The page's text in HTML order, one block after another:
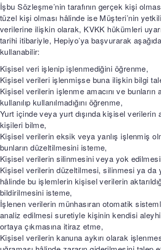
İşbu Sözleşme’nin tarafının gerçek kişi
tüzel kişi olması hâlinde ise Müşteri’nin
verilerine ilişkin olarak, KVKK hükümleri
tarihi itibariyle, Hepiyo’ya başvurarak
kullanabilir:
Kişisel veri işlenip işlenmediğini öğrenme,
Kişisel verileri işlenmişse buna ilişkin bilgi
Kişisel verilerin işlenme amacını ve bunların
kullanılıp kullanılmadığını öğrenme,
Yurt içinde veya yurt dışında kişisel verilerin
kişileri bilme,
Kişisel verilerin eksik veya yanlış işlenmiş
bunların düzeltilmesini isteme,
Kişisel verilerin silinmesini veya yok
Kişisel verilerin düzeltilmesi, silinmesi ya da
hâlinde bu işlemlerin kişisel verilerin
bildirilmesini isteme,
İşlenen verilerin münhasıran otomatik
analiz edilmesi suretiyle kişinin kendisi
ortaya çıkmasına itiraz etme,
Kişisel verilerin kanuna aykırı olarak